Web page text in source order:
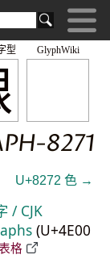
GlyphWiki
型
8271
U+8272 色 →
/ CJK
(U+4E00
格